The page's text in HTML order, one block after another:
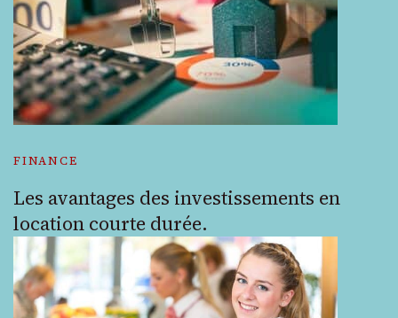
FINANCE
Les avantages des investissements en
location courte durée.